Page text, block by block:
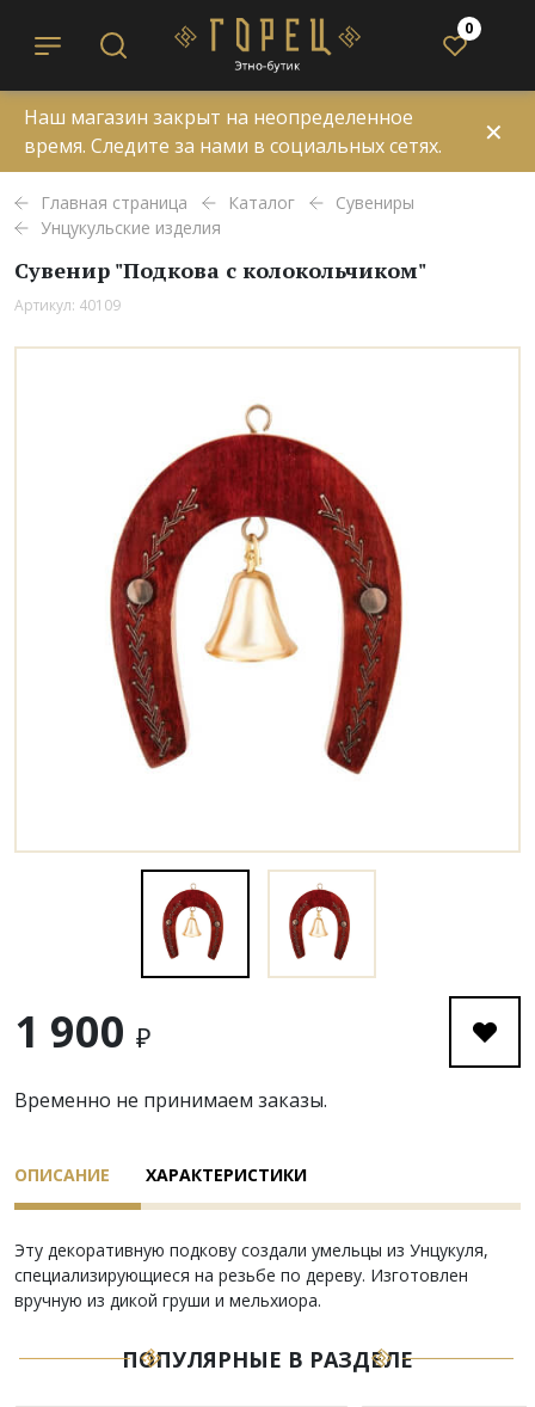
0
Наш магазин закрыт на неопределенное
время. Следите за нами в социальных сетях.
✕
Главная страница Каталог
Сувениры
Унцукульские изделия
Сувенир "Подкова с колокольчиком"
Артикул: 40109
1 900 ₽
Временно не принимаем заказы.
ОПИСАНИЕ ХАРАКТЕРИСТИКИ
Эту декоративную подкову создали умельцы из Унцукуля,
специализирующиеся на резьбе по дереву. Изготовлен
вручную из дикой груши и мельхиора.
ПОПУЛЯРНЫЕ В РАЗДЕЛЕ